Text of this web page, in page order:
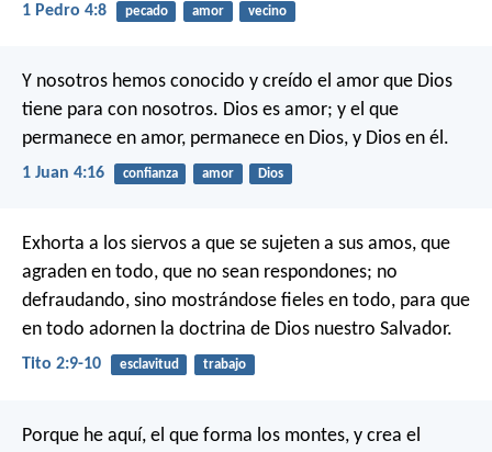
1 Pedro 4:8 pecado amor vecino
Y nosotros hemos conocido y creído el amor que Dios
tiene para con nosotros. Dios es amor; y el que
permanece en amor, permanece en Dios, y Dios en él.
1 Juan 4:16 confianza amor Dios
Exhorta a los siervos a que se sujeten a sus amos, que
agraden en todo, que no sean respondones; no
defraudando, sino mostrándose fieles en todo, para que
en todo adornen la doctrina de Dios nuestro Salvador.
Tito 2:9-10 esclavitud trabajo
Porque he aquí, el que forma los montes, y crea el